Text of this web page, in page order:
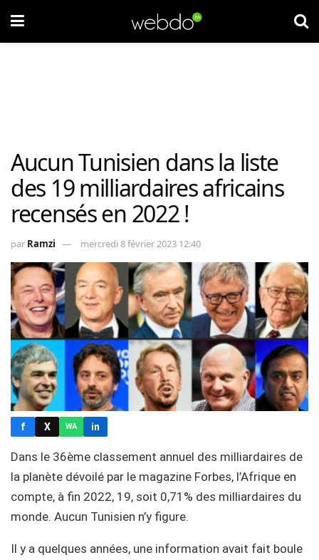
Aucun Tunisien dans la liste
des 19 milliardaires africains
recensés en 2022 !
par Ramzi mercredi 8 février 2023 12:40
f X WA in
Dans le 36ème classement annuel des milliardaires de
la planète dévoilé par le magazine Forbes, l’Afrique en
compte, à fin 2022, 19, soit 0,71% des milliardaires du
monde. Aucun Tunisien n’y figure.
Il y a quelques années, une information avait fait boule